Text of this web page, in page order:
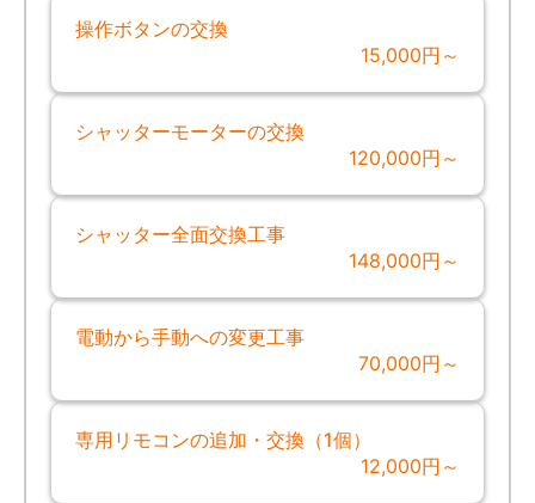
操作ボタンの交換
15,000円～
シャッターモーターの交換
120,000円～
シャッター全面交換工事
148,000円～
電動から手動への変更工事
70,000円～
専用リモコンの追加・交換（1個）
12,000円～